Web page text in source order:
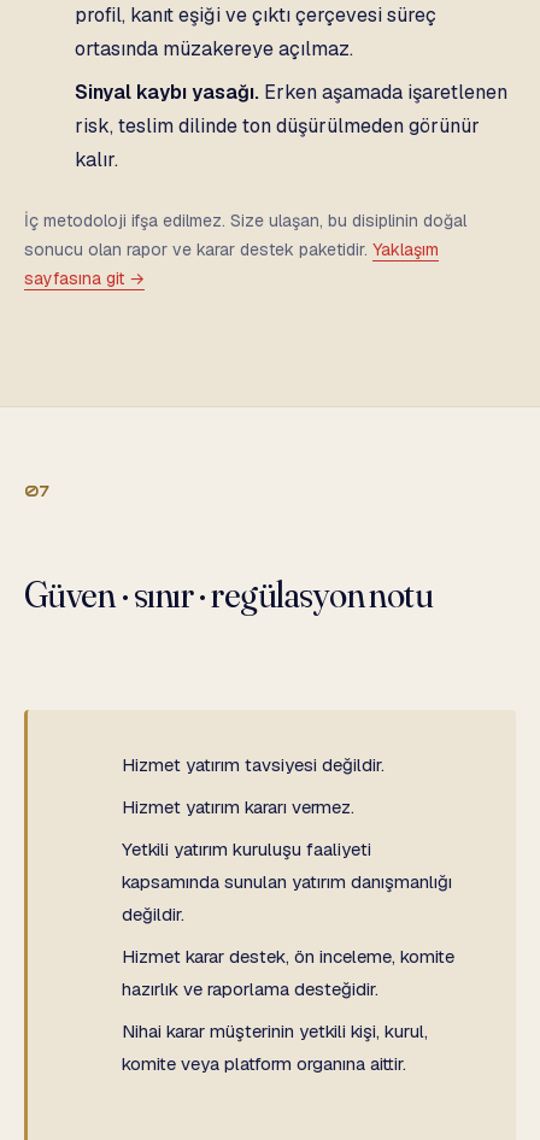
profil, kanıt eşiği ve çıktı çerçevesi süreç
ortasında müzakereye açılmaz.
Sinyal kaybı yasağı. Erken aşamada işaretlenen
risk, teslim dilinde ton düşürülmeden görünür
kalır.
İç metodoloji ifşa edilmez. Size ulaşan, bu disiplinin doğal
sonucu olan rapor ve karar destek paketidir. Yaklaşım
sayfasına git →
07
Güven · sınır · regülasyon notu
Hizmet yatırım tavsiyesi değildir.
Hizmet yatırım kararı vermez.
Yetkili yatırım kuruluşu faaliyeti
kapsamında sunulan yatırım danışmanlığı
değildir.
Hizmet karar destek, ön inceleme, komite
hazırlık ve raporlama desteğidir.
Nihai karar müşterinin yetkili kişi, kurul,
komite veya platform organına aittir.